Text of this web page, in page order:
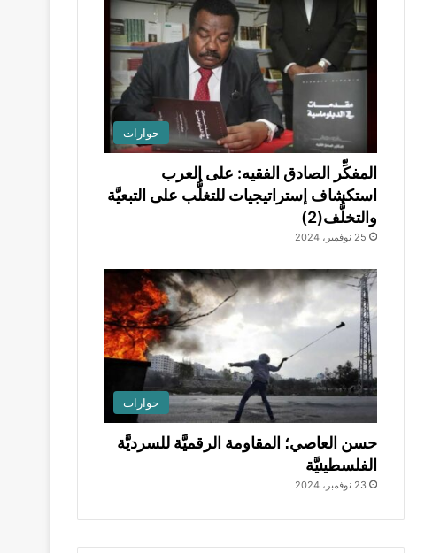
حوارات
المفكِّر الصادق الفقيه: على العرب
استكشاف إستراتيجيات للتغلُّب على التبعيَّة
والتخلُّف(2)
25 نوفمبر، 2024
حوارات
حسن العاصي؛ المقاومة الرقميَّة للسرديَّة
الفلسطينيَّة
23 نوفمبر، 2024